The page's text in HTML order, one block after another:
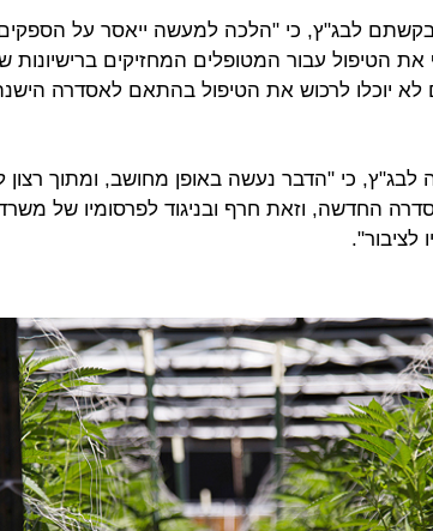
לבג"ץ, כי "הלכה למעשה ייאסר על
את הטיפול עבור המטופלים המחזיקים ברישיונות
יוכלו לרכוש את הטיפול בהתאם לאסדרה
לבג"ץ, כי "הדבר נעשה באופן מחושב, ומתוך רצון
החדשה, וזאת חרף ובניגוד לפרסומיו של
לציבור".